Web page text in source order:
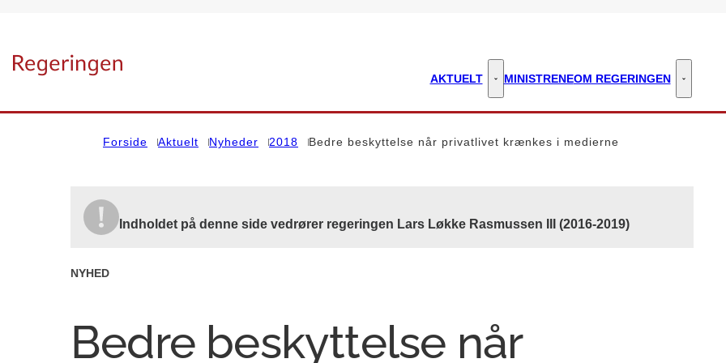
AKTUELT Aktuelt - Flere links
MINISTRENEOM REGERINGEN Om
Forside Aktuelt Nyheder 2018 Bedre beskyttelse når privatlivet krænkes i medierne
Indholdet på denne side vedrører regeringen Lars Løkke Rasmussen III (2016-2019)
NYHED
Bedre beskyttelse når